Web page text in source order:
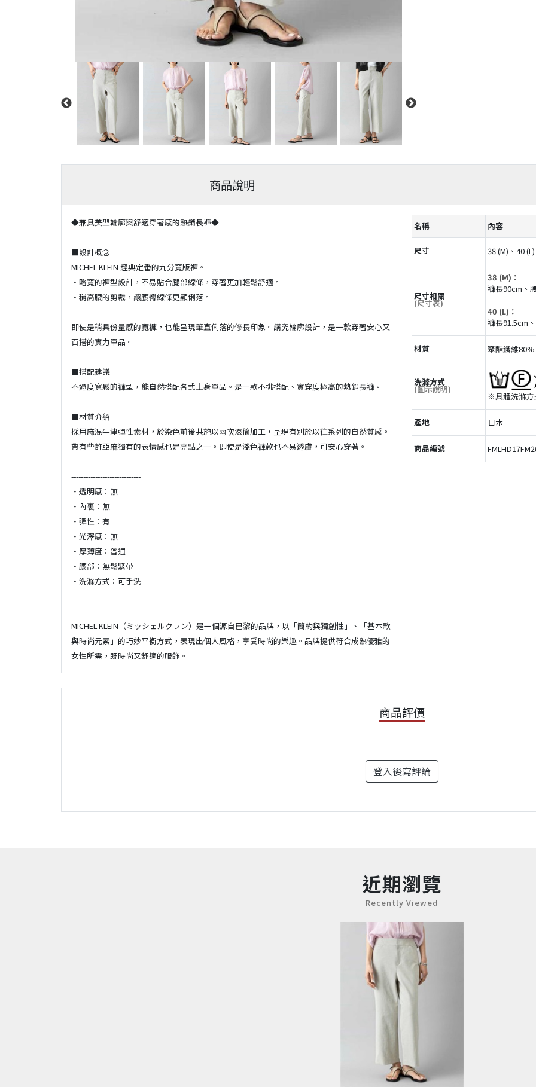
商品說明
◆兼具美型輪廓與舒適穿著感的熱銷長褲◆
■設計概念
MICHEL KLEIN 經典定番的九分寬版褲。
・略寬的褲型設計，不易貼合腿部線條，穿著更加輕鬆舒適。
・稍高腰的剪裁，讓腰臀線條更顯俐落。
即使是稍具份量感的寬褲，也能呈現筆直俐落的修長印象。講究輪廓設計，是一款穿著安心又
百搭的實力單品。
■搭配建議
不過度寬鬆的褲型，能自然搭配各式上身單品。是一款不挑搭配、實穿度極高的熱銷長褲。
■材質介紹
採用麻混牛津彈性素材，於染色前後共施以兩次滾筒加工，呈現有別於以往系列的自然質感。
帶有些許亞麻獨有的表情感也是亮點之一。即使是淺色褲款也不易透膚，可安心穿著。
-----------------------------
・透明感：無
・內裏：無
・彈性：有
・光澤感：無
・厚薄度：普通
・腰部：無鬆緊帶
・洗滌方式：可手洗
-----------------------------
MICHEL KLEIN（ミッシェルクラン）是一個源自巴黎的品牌，以「簡約與獨創性」、「基本款
與時尚元素」的巧妙平衡方式，表現出個人風格，享受時尚的樂趣。品牌提供符合成熟優雅的
女性所需，既時尚又舒適的服飾。
名稱 內容
尺寸 38 (M)、40 (L)
尺寸相關
(尺寸表)
38 (M)：
褲長90cm、
40 (L)：
褲長91.5cm
材質 聚酯纖維
洗滌方式
(圖示說明)
※具體洗滌方
產地 日本
商品編號
商品評價
登入後寫評論
近期瀏覽
Recently Viewed